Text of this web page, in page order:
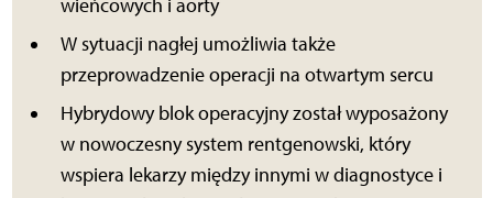
wieńcowych i aorty
W sytuacji nagłej umożliwia także
przeprowadzenie operacji na otwartym sercu
Hybrydowy blok operacyjny został wyposażony
w nowoczesny system rentgenowski, który
wspiera lekarzy między innymi w diagnostyce i